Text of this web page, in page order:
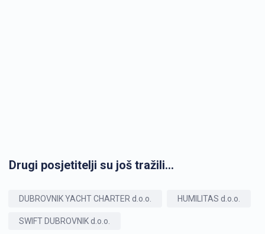
Drugi posjetitelji su još tražili...
DUBROVNIK YACHT CHARTER d.o.o. HUMILITAS d.o.o.
SWIFT DUBROVNIK d.o.o.